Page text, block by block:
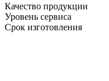
Качество продукции
Уровень сервиса
Срок изготовления